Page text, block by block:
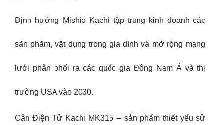
Định hướng Mishio Kachi tập trung kinh doanh các
sản phẩm, vật dụng trong gia đình và mở rộng mạng
lưới phân phối ra các quốc gia Đông Nam Á và thị
trường USA vào 2030.
Cân Điện Tử Kachi MK315 – sản phẩm thiết yếu sử